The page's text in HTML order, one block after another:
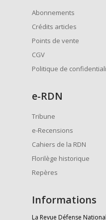
Abonnements
Crédits articles
Points de vente
CGV
Politique de
e-RDN
Tribune
e-Recensions
Cahiers de la RDN
Florilège historique
Repères
Informations
La Revue Défense